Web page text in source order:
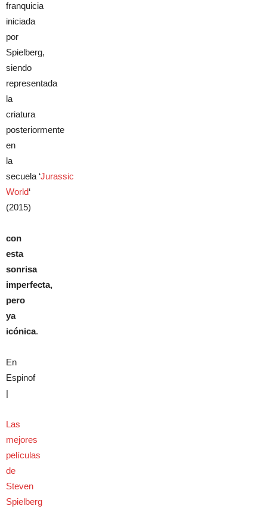
franquicia
iniciada
por
Spielberg,
siendo
representada
la
criatura
posteriormente
en
la
secuela ‘Jurassic
World‘
(2015)
con
esta
sonrisa
imperfecta,
pero
ya
icónica.
En
Espinof
|
Las
mejores
películas
de
Steven
Spielberg